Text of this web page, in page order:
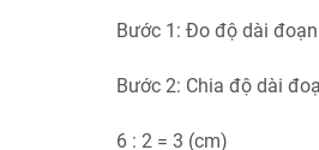
Bước 1: Đo độ dài
Bước 2: Chia độ dài
6 : 2 = 3 (cm)